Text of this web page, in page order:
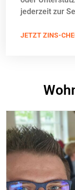
jederzeit zur
JETZT ZINS-